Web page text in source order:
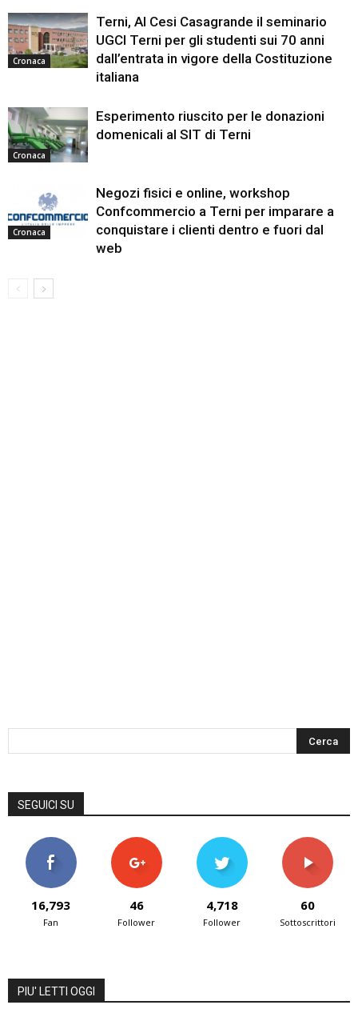
Cronaca
Terni, Al Cesi Casagrande il seminario
UGCI Terni per gli studenti sui 70 anni
dall’entrata in vigore della Costituzione
italiana
Cronaca
Esperimento riuscito per le donazioni
domenicali al SIT di Terni
Cronaca
Negozi fisici e online, workshop
Confcommercio a Terni per imparare a
conquistare i clienti dentro e fuori dal
web
SEGUICI SU
16,793
Fan
46
Follower
4,718
Follower
60
Sottoscrittori
PIU' LETTI OGGI